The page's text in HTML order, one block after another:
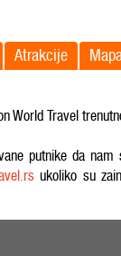
Atrakcije
World Travel
putnike da
ukoliko su